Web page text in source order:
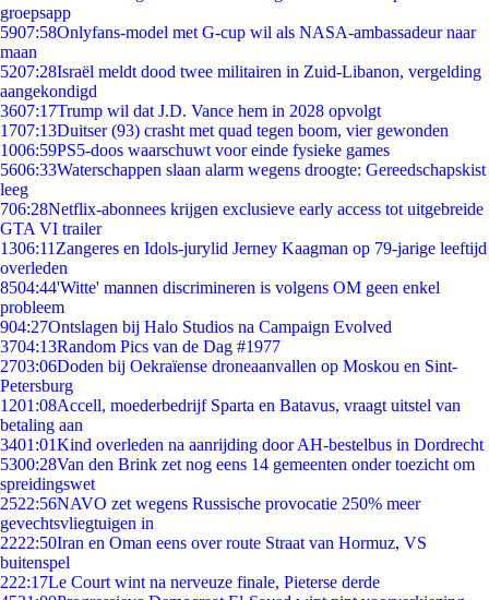
groepsapp
5907:58Onlyfans-model met G-cup wil als NASA-ambassadeur naar
maan
5207:28Israël meldt dood twee militairen in Zuid-Libanon, vergelding
aangekondigd
3607:17Trump wil dat J.D. Vance hem in 2028 opvolgt
1707:13Duitser (93) crasht met quad tegen boom, vier gewonden
1006:59PS5-doos waarschuwt voor einde fysieke games
5606:33Waterschappen slaan alarm wegens droogte: Gereedschapskist
leeg
706:28Netflix-abonnees krijgen exclusieve early access tot uitgebreide
GTA VI trailer
1306:11 Zangeres en Idols-jurylid Jerney Kaagman op 79-jarige leeftijd
overleden
8504:44'Witte' mannen discrimineren is volgens OM geen enkel
probleem
904:27Ontslagen bij Halo Studios na Campaign Evolved
3704:13Random Pics van de Dag #1977
2703:06Doden bij Oekraïense droneaanvallen op Moskou en Sint-
Petersburg
1201:08Accell, moederbedrijf Sparta en Batavus, vraagt uitstel van
betaling aan
3401:01Kind overleden na aanrijding door AH-bestelbus in Dordrecht
5300:28Van den Brink zet nog eens 14 gemeenten onder toezicht om
spreidingswet
2522:56NAVO zet wegens Russische provocatie 250% meer
gevechtsvliegtuigen in
2222:50Iran en Oman eens over route Straat van Hormuz, VS
buitenspel
222:17Le Court wint na nerveuze finale, Pieterse derde